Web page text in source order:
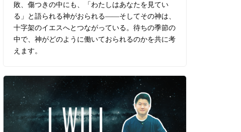
敗、傷つきの中にも、「わたしはあなたを見てい
る」と語られる神がおられる――そしてその神は、
十字架のイエスへとつながっている。待ちの季節の
中で、神がどのように働いておられるのかを共に考
えます。